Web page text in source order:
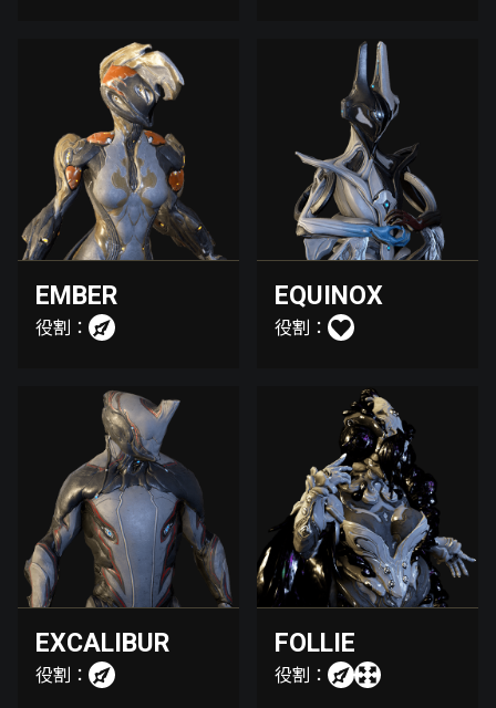
EMBER
役割：
EQUINOX
役割：
EXCALIBUR
役割：
FOLLIE
役割：